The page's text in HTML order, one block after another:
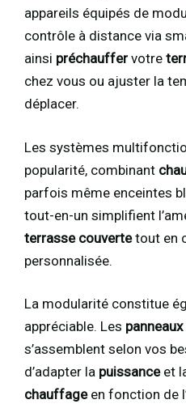
appareils équipés de
contrôle à distance via
ainsi préchauffer votre
chez vous ou ajuster la
déplacer.
Les systèmes
popularité, combinant
parfois même enceintes
tout-en-un simplifient
terrasse couvertetout en
personnalisée.
La modularité constitue
appréciable. Les
s’assemblent selon vos
d’adapter la puissanceet
chauffageen fonction de